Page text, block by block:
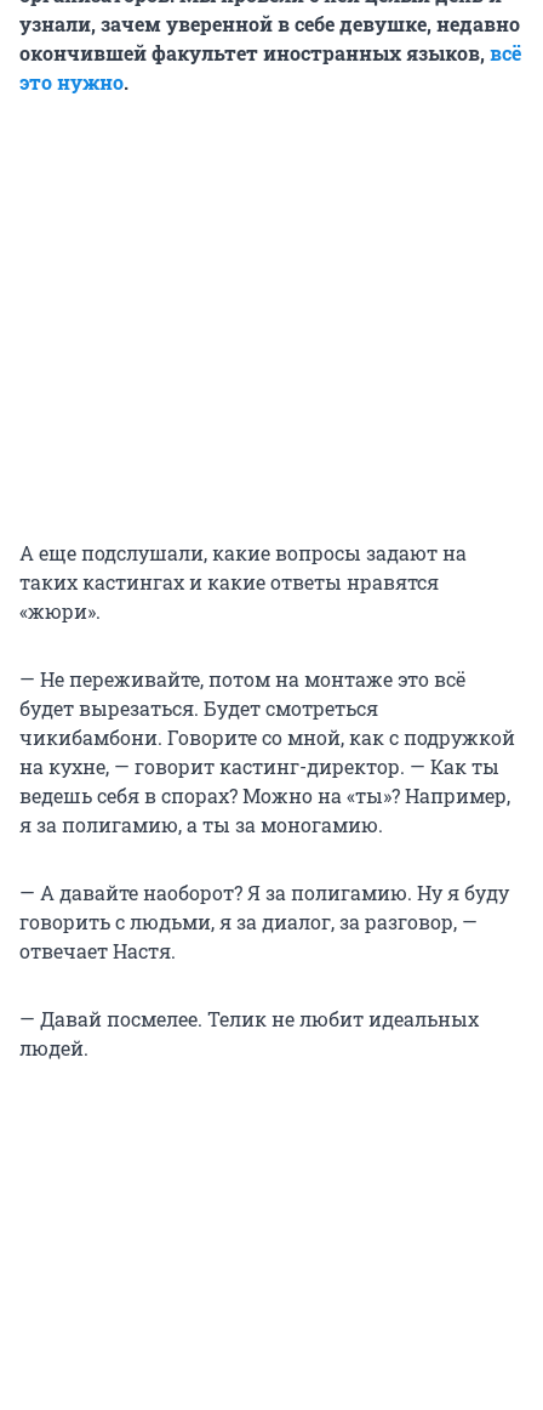
узнали, зачем уверенной в себе девушке, недавно
окончившей факультет иностранных языков,всё
это нужно.
А еще подслушали, какие вопросы задают на
таких кастингах и какие ответы нравятся
«жюри».
— Не переживайте, потом на монтаже это всё
будет вырезаться. Будет смотреться
чикибамбони. Говорите со мной, как с подружкой
на кухне, — говорит кастинг-директор. — Как ты
ведешь себя в спорах? Можно на «ты»? Например,
я за полигамию, а ты за моногамию.
— А давайте наоборот? Я за полигамию. Ну я буду
говорить с людьми, я за диалог, за разговор, —
отвечает Настя.
— Давай посмелее. Телик не любит идеальных
людей.